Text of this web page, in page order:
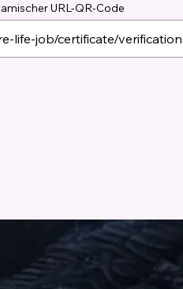
URL-QR-Code